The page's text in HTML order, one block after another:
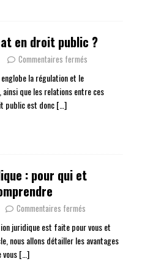
en droit public ?
Commentaires fermés
la régulation et le
que les relations entre ces
public est donc[…]
: pour qui et
Commentaires fermés
juridique est faite pour vous et
nous allons détailler les avantages
[…]